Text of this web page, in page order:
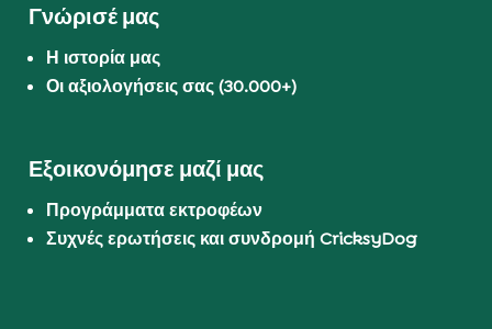
Γνώρισέ μας
Η ιστορία μας
Οι αξιολογήσεις σας (30.000+)
Εξοικονόμησε μαζί μας
Προγράμματα εκτροφέων
Συχνές ερωτήσεις και συνδρομή CricksyDog